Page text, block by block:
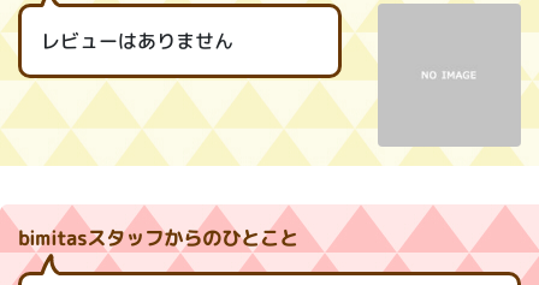
レビューはありません
bimitasスタッフからのひとこと